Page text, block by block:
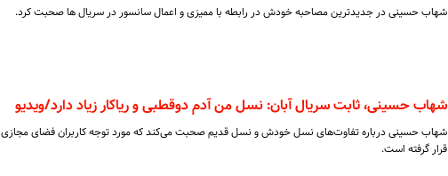
شهاب حسینی در جدیدترین مصاحبه خودش در رابطه با ممیزی و اعمال سانسور در سریال ها صحبت کرد.
شهاب حسینی، ثابت سریال آبان: نسل من آدم دوقطبی و ریاکار زیاد دارد/ویدیو
شهاب حسینی درباره تفاوت‌های نسل خودش و نسل قدیم صحبت می‌کند که مورد توجه کاربران فضای مجازی
قرار گرفته است.